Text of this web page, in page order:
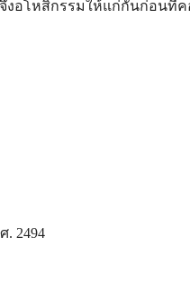
งอโหสิกรรมให้แก่กันก่อนที่
2494